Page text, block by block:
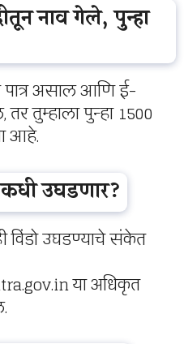
नाव गेले, पुन्हा
पात्र असाल आणि ई-
तुम्हाला पुन्हा 1500
आहे.
उघडणार?
विंडो उघडण्याचे संकेत
या अधिकृत